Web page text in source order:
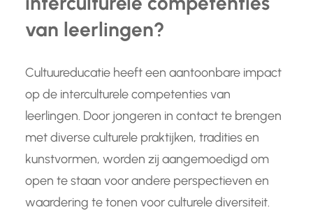
van leerlingen?
Cultuureducatie heeft een aantoonbare impact
op de interculturele competenties van
leerlingen. Door jongeren in contact te brengen
met diverse culturele praktijken, tradities en
kunstvormen, worden zij aangemoedigd om
open te staan voor andere perspectieven en
waardering te tonen voor culturele diversiteit.